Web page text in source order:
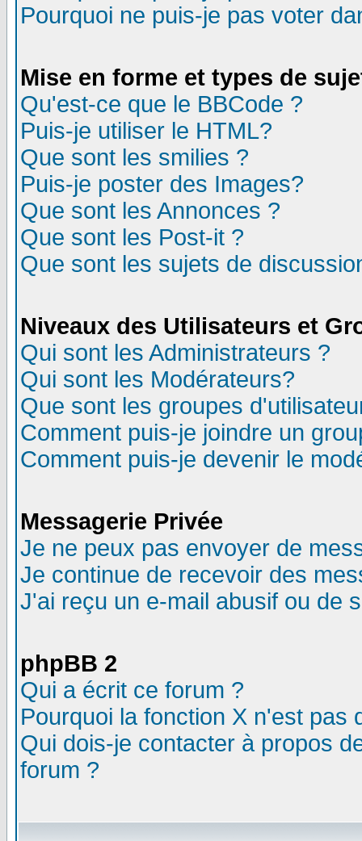
Pourquoi ne puis-je pas voter
Mise en forme et types de
Qu'est-ce que le BBCode ?
Puis-je utiliser le HTML?
Que sont les smilies ?
Puis-je poster des Images?
Que sont les Annonces ?
Que sont les Post-it ?
Que sont les sujets de
Niveaux des Utilisateurs et
Qui sont les Administrateurs ?
Qui sont les Modérateurs?
Que sont les groupes
Comment puis-je joindre un
Comment puis-je devenir le
Messagerie Privée
Je ne peux pas envoyer de
Je continue de recevoir des
J'ai reçu un e-mail abusif ou de
phpBB 2
Qui a écrit ce forum ?
Pourquoi la fonction X n'est pas
Qui dois-je contacter à propos
forum ?